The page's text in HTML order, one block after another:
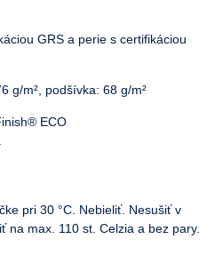
GRS a perie s certifikáciou
g/m², podšívka: 68 g/m²
ECO
pri 30 °C. Nebieliť. Nesušiť v
na max. 110 st. Celzia a bez pary.